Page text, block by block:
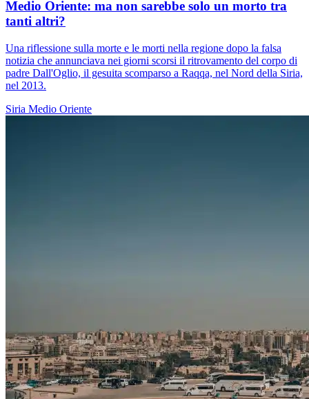
Medio Oriente: ma non sarebbe solo un morto tra
tanti altri?
Una riflessione sulla morte e le morti nella regione dopo la falsa
notizia che annunciava nei giorni scorsi il ritrovamento del corpo di
padre Dall'Oglio, il gesuita scomparso a Raqqa, nel Nord della Siria,
nel 2013.
Siria Medio Oriente